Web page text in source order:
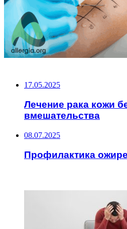
17.05.2025
Лечение рака кожи
вмешательства
08.07.2025
Профилактика